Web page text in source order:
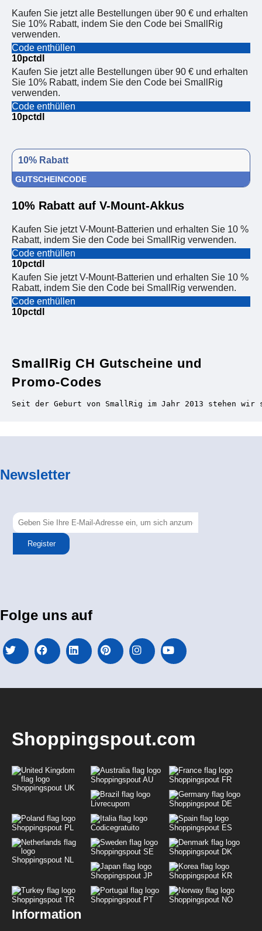
Kaufen Sie jetzt alle Bestellungen über 90 € und erhalten
Sie 10% Rabatt, indem Sie den Code bei SmallRig
verwenden.
Code enthüllen
10pctdl
Kaufen Sie jetzt alle Bestellungen über 90 € und erhalten
Sie 10% Rabatt, indem Sie den Code bei SmallRig
verwenden.
Code enthüllen
10pctdl
10% Rabatt
GUTSCHEINCODE
10% Rabatt auf V-Mount-Akkus
Kaufen Sie jetzt V-Mount-Batterien und erhalten Sie 10 %
Rabatt, indem Sie den Code bei SmallRig verwenden.
Code enthüllen
10pctdl
Kaufen Sie jetzt V-Mount-Batterien und erhalten Sie 10 %
Rabatt, indem Sie den Code bei SmallRig verwenden.
Code enthüllen
10pctdl
SmallRig CH Gutscheine und
Promo-Codes
Seit der Geburt von SmallRig im Jahr 2013 stehen
Newsletter
Register
Folge uns auf
Shoppingspout.com
Shoppingspout UK
Shoppingspout AU Shoppingspout FR
Livrecupom Shoppingspout DE
Shoppingspout PL Codicegratuito Shoppingspout ES
Shoppingspout NL
Shoppingspout SE Shoppingspout DK
Shoppingspout JP Shoppingspout KR
Shoppingspout TR Shoppingspout PT Shoppingspout NO
Information